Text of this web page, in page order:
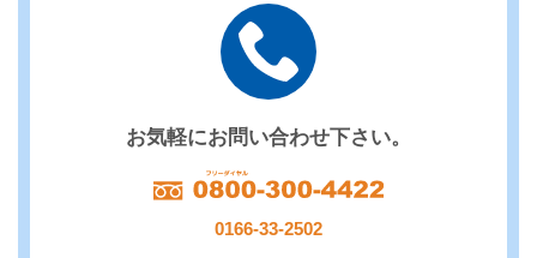
お気軽にお問い合わせ下さい。
0166-33-2502